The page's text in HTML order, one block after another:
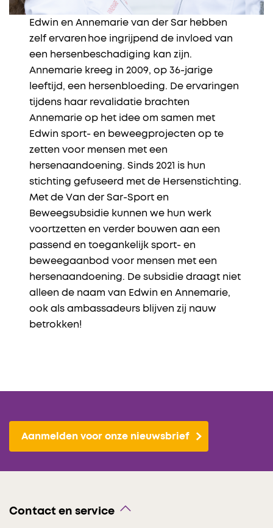
Edwin en Annemarie van der Sar hebben
zelf ervaren hoe ingrijpend de invloed van
een hersenbeschadiging kan zijn.
Annemarie kreeg in 2009, op 36-jarige
leeftijd, een hersenbloeding. De ervaringen
tijdens haar revalidatie brachten
Annemarie op het idee om samen met
Edwin sport- en beweegprojecten op te
zetten voor mensen met een
hersenaandoening. Sinds 2021 is hun
stichting gefuseerd met de Hersenstichting.
Met de Van der Sar-Sport en
Beweegsubsidie kunnen we hun werk
voortzetten en verder bouwen aan een
passend en toegankelijk sport- en
beweegaanbod voor mensen met een
hersenaandoening. De subsidie draagt niet
alleen de naam van Edwin en Annemarie,
ook als ambassadeurs blijven zij nauw
betrokken!
Aanmelden voor onze nieuwsbrief
Contact en service